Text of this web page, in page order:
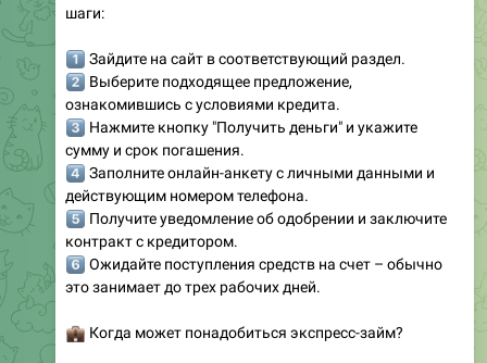
шаги:
Зайдите на сайт в соответствующий раздел.
Выберите подходящее предложение,
ознакомившись с условиями кредита.
Нажмите кнопку "Получить деньги" и укажите
сумму и срок погашения.
Заполните онлайн-анкету с личными данными и
действующим номером телефона.
Получите уведомление об одобрении и заключите
контракт с кредитором.
Ожидайте поступления средств на счет – обычно
это занимает до трех рабочих дней.
Когда может понадобиться экспресс-займ?